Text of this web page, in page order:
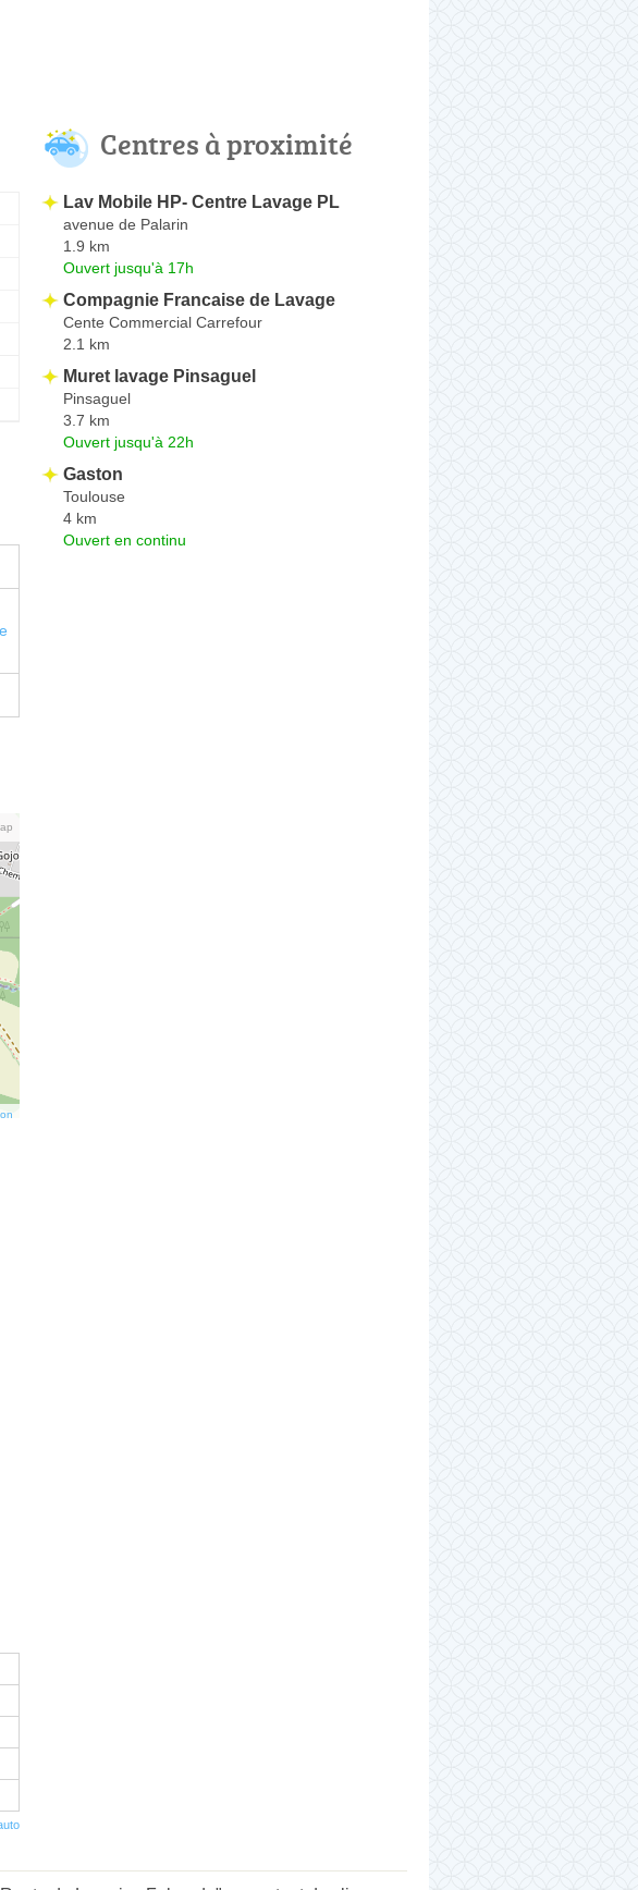
Centres à proximité
Lav Mobile HP- Centre Lavage PL
avenue de Palarin
1.9 km
Ouvert jusqu'à 17h
Compagnie Francaise de Lavage
Cente Commercial Carrefour
2.1 km
Muret lavage Pinsaguel
Pinsaguel
3.7 km
Ouvert jusqu'à 22h
Gaston
Toulouse
4 km
Ouvert en continu